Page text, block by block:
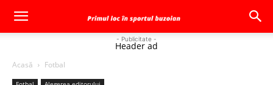
- Publicitate -
Header ad
Acasă Fotbal